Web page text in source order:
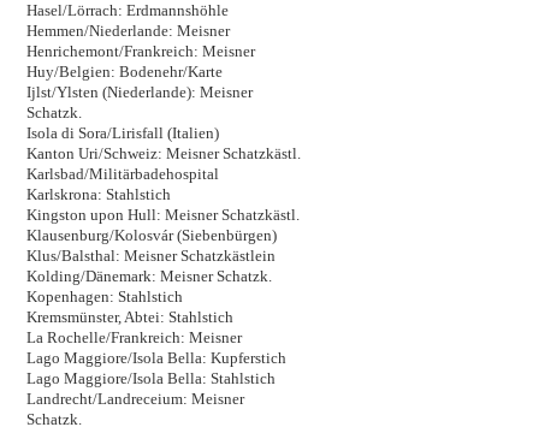
Hasel/Lörrach: Erdmannshöhle
Hemmen/Niederlande: Meisner
Henrichemont/Frankreich: Meisner
Huy/Belgien: Bodenehr/Karte
Ijlst/Ylsten (Niederlande): Meisner
Schatzk.
Isola di Sora/Lirisfall (Italien)
Kanton Uri/Schweiz: Meisner Schatzkästl.
Karlsbad/Militärbadehospital
Karlskrona: Stahlstich
Kingston upon Hull: Meisner Schatzkästl.
Klausenburg/Kolosvár (Siebenbürgen)
Klus/Balsthal: Meisner Schatzkästlein
Kolding/Dänemark: Meisner Schatzk.
Kopenhagen: Stahlstich
Kremsmünster, Abtei: Stahlstich
La Rochelle/Frankreich: Meisner
Lago Maggiore/Isola Bella: Kupferstich
Lago Maggiore/Isola Bella: Stahlstich
Landrecht/Landreceium: Meisner
Schatzk.